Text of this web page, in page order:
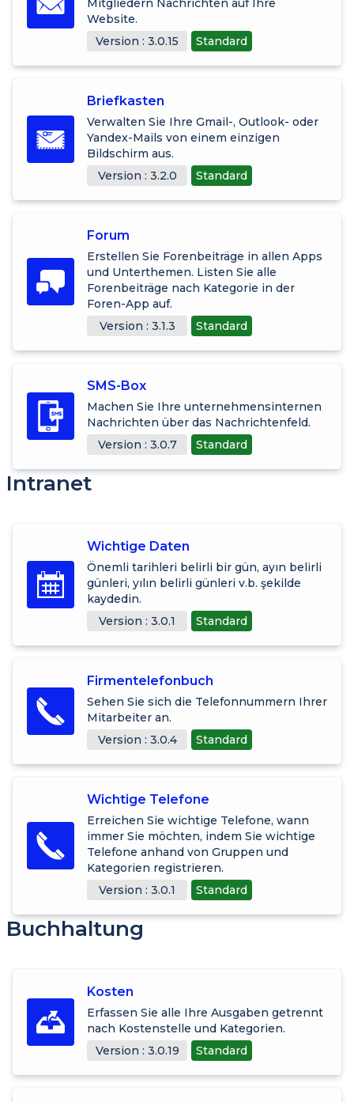
Mitgliedern Nachrichten auf Ihre
Website.
Version : 3.0.15
Standard
Briefkasten
Verwalten Sie Ihre Gmail-, Outlook- oder
Yandex-Mails von einem einzigen
Bildschirm aus.
Version : 3.2.0
Standard
Forum
Erstellen Sie Forenbeiträge in allen Apps
und Unterthemen. Listen Sie alle
Forenbeiträge nach Kategorie in der
Foren-App auf.
Version : 3.1.3
Standard
SMS-Box
Machen Sie Ihre unternehmensinternen
Nachrichten über das Nachrichtenfeld.
Version : 3.0.7
Standard
Intranet
Wichtige Daten
Önemli tarihleri belirli bir gün, ayın belirli
günleri, yılın belirli günleri v.b. şekilde
kaydedin.
Version : 3.0.1
Standard
Firmentelefonbuch
Sehen Sie sich die Telefonnummern Ihrer
Mitarbeiter an.
Version : 3.0.4
Standard
Wichtige Telefone
Erreichen Sie wichtige Telefone, wann
immer Sie möchten, indem Sie wichtige
Telefone anhand von Gruppen und
Kategorien registrieren.
Version : 3.0.1
Standard
Buchhaltung
Kosten
Erfassen Sie alle Ihre Ausgaben getrennt
nach Kostenstelle und Kategorien.
Version : 3.0.19
Standard